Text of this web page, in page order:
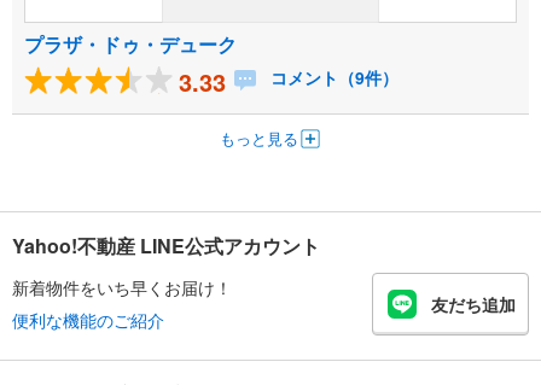
プラザ・ドゥ・デューク
3.33 コメント（9件）
もっと見る
Yahoo!不動産 LINE公式アカウント
新着物件をいち早くお届け！
便利な機能のご紹介
友だち追加